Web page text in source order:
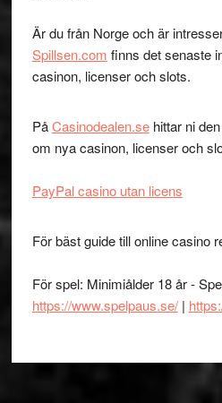
Är du från Norge och är
Spillsen.com finns det senaste
casinon, licenser och slots.
PåCasinodealen.sehittar ni
om nya casinon, licenser och
PayPal casino utan licens
För bäst guide till online casino
För spel: Minimiålder 18 år -
https://www.spelpaus.se/|